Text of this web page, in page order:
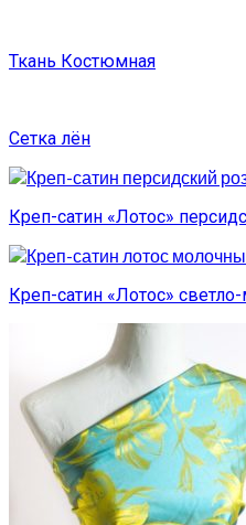
Ткань Костюмная
Сетка лён
Креп-сатин «Лотос»
Креп-сатин «Лотос»